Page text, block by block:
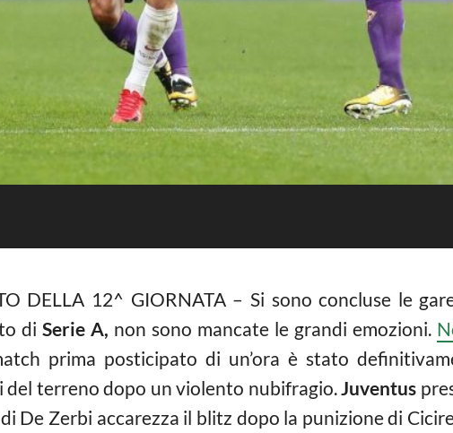
DELLA 12^ GIORNATA – Si sono concluse le
di Serie A, non sono mancate le grandi emozioni.
prima posticipato di un’ora è stato
del terreno dopo un violento nubifragio.Juventus
De Zerbi accarezza il blitz dopo la punizione di